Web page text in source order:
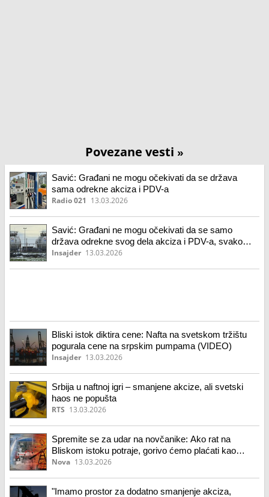
Povezane vesti »
Savić: Građani ne mogu očekivati da se država
sama odrekne akciza i PDV-a
Radio 021 13.03.2026
Savić: Građani ne mogu očekivati da se samo
država odrekne svog dela akciza i PDV-a, svako
mora podneti teret (VIDEO)
Insajder 13.03.2026
Bliski istok diktira cene: Nafta na svetskom tržištu
pogurala cene na srpskim pumpama (VIDEO)
Insajder 13.03.2026
Srbija u naftnoj igri – smanjene akcize, ali svetski
haos ne popušta
RTS 13.03.2026
Spremite se za udar na novčanike: Ako rat na
Bliskom istoku potraje, gorivo ćemo plaćati kao
Nemci
Nova 13.03.2026
"Imamo prostor za dodatno smanjenje akciza,